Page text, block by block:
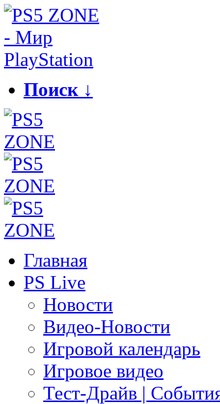
Поиск ↓
Главная
PS Live
Новости
Видео-Новости
Игровой календарь
Игровое видео
Тест-Драйв |